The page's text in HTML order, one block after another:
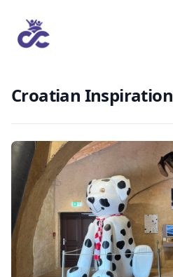
Croatian Inspiration